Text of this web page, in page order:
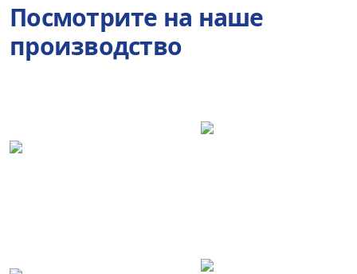
Посмотрите на наше
производство